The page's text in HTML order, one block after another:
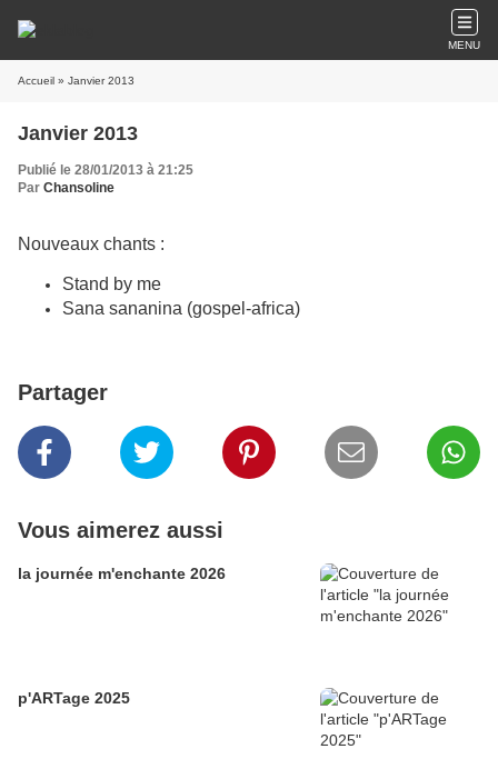
MENU
Accueil » Janvier 2013
Janvier 2013
Publié le 28/01/2013 à 21:25
Par Chansoline
Nouveaux chants :
Stand by me
Sana sananina (gospel-africa)
Partager
Vous aimerez aussi
la journée m'enchante 2026
p'ARTage 2025